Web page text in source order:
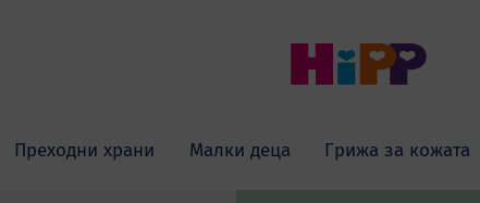
Преходни храни Малки деца Грижа за кожата